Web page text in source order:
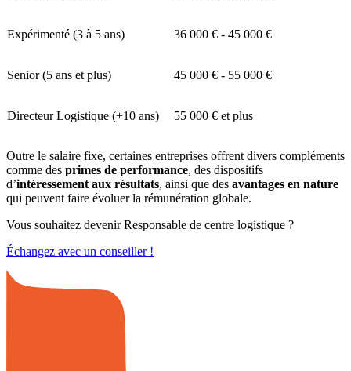
Expérimenté (3 à 5 ans) 36 000 € - 45 000 €
Senior (5 ans et plus) 45 000 € - 55 000 €
Directeur Logistique (+10 ans) 55 000 € et plus
Outre le salaire fixe, certaines entreprises offrent divers compléments
comme des primes de performance, des dispositifs
d’intéressement aux résultats, ainsi que des avantages en nature
qui peuvent faire évoluer la rémunération globale.
Vous souhaitez devenir Responsable de centre logistique ?
Échangez avec un conseiller !